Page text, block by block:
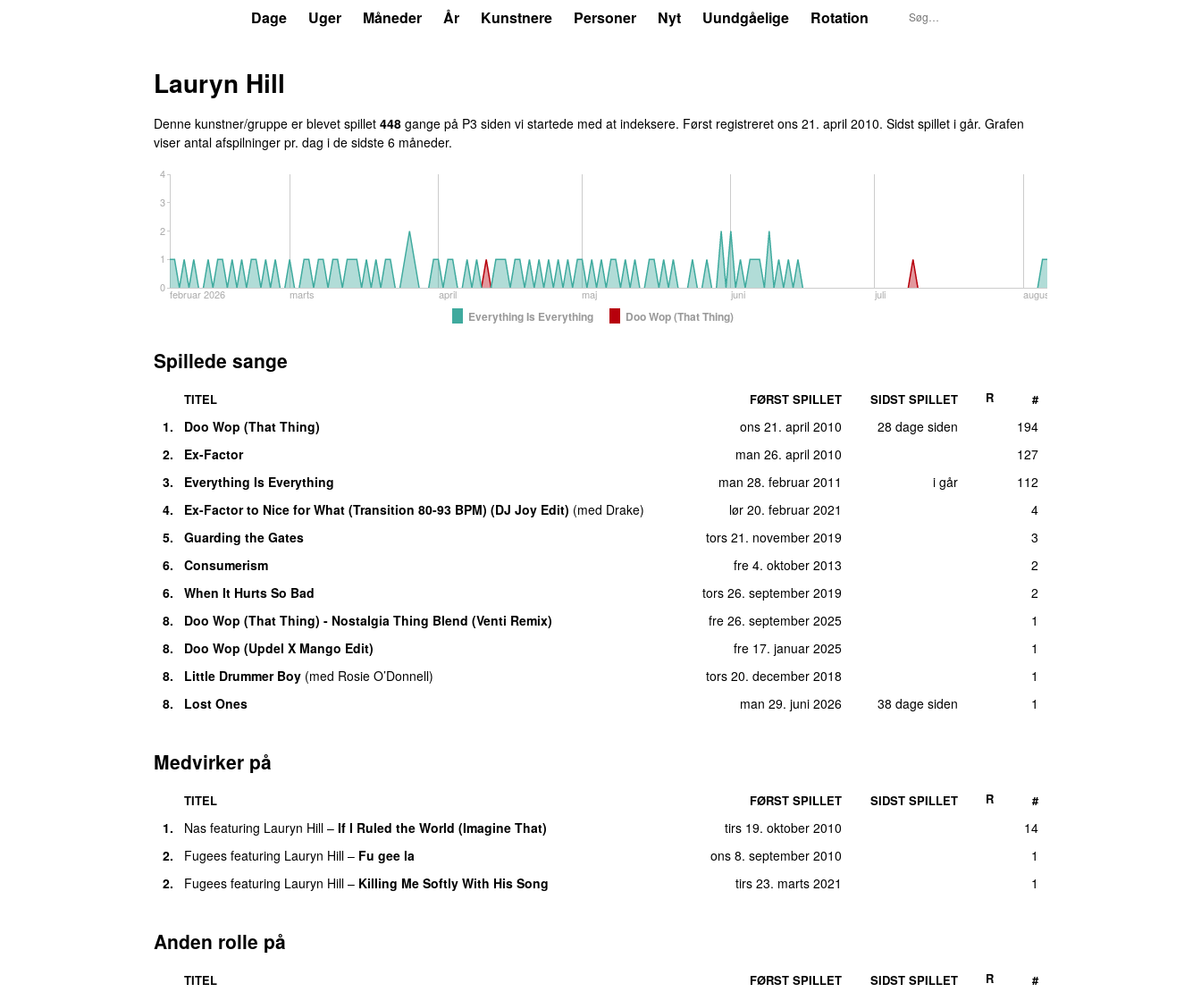
Dage Uger Måneder År Kunstnere Personer Nyt Uundgåelige Rotation
Lauryn Hill
Denne kunstner/gruppe er blevet spillet 448 gange på P3 siden vi startede med at indeksere. Først registreret ons 21. april 2010. Sidst spillet i går. Grafen
viser antal afspilninger pr. dag i de sidste 6 måneder.
februar 2026 marts april maj juni juli august
0
1
2
3
4
Everything Is Everything Doo Wop (That Thing)
Spillede sange
TITEL FØRST SPILLET SIDST SPILLET R #
1. Doo Wop (That Thing) ons 21. april 2010 28 dage siden
194
2.
Ex-Factor man 26. april 2010
127
3.
Everything Is Everything man 28. februar 2011 i går
112
4.
Ex-Factor to Nice for What (Transition 80-93 BPM) (DJ Joy Edit) (med Drake) lør 20. februar 2021
4
5.
Guarding the Gates tors 21. november 2019
3
6.
Consumerism fre 4. oktober 2013
2
6.
When It Hurts So Bad tors 26. september 2019
2
8.
Doo Wop (That Thing) - Nostalgia Thing Blend (Venti Remix) fre 26. september 2025
1
8.
Doo Wop (Updel X Mango Edit) fre 17. januar 2025
1
8.
Little Drummer Boy (med Rosie O’Donnell) tors 20. december 2018
1
8.
Lost Ones man 29. juni 2026 38 dage siden 1
Medvirker på
TITEL FØRST SPILLET SIDST SPILLET R #
1. Nas featuring Lauryn Hill – If I Ruled the World (Imagine That) tirs 19. oktober 2010
14
2.
Fugees featuring Lauryn Hill – Fu gee la ons 8. september 2010
1
2.
Fugees featuring Lauryn Hill – Killing Me Softly With His Song tirs 23. marts 2021 1
Anden rolle på
TITEL FØRST SPILLET SIDST SPILLET R #